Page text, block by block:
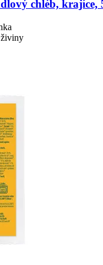
chléb, krajíce,
živiny